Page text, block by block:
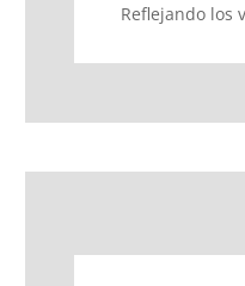
Reflejando los